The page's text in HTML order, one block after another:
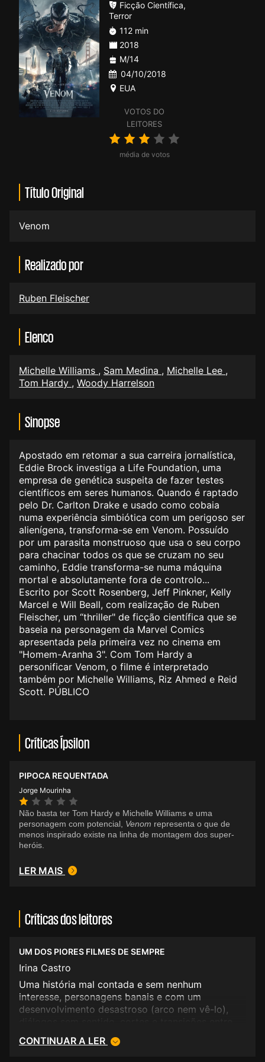
VOTOS DO
LEITORES
média de votos
Ficção Científica,
Terror
112 min
2018
M/14
04/10/2018
EUA
Título Original
Venom
Realizado por
Ruben Fleischer
Elenco
Michelle Williams , Sam Medina , Michelle Lee ,
Tom Hardy , Woody Harrelson
Sinopse
Apostado em retomar a sua carreira jornalística,
Eddie Brock investiga a Life Foundation, uma
empresa de genética suspeita de fazer testes
científicos em seres humanos. Quando é raptado
pelo Dr. Carlton Drake e usado como cobaia
numa experiência simbiótica com um perigoso ser
alienígena, transforma-se em Venom. Possuído
por um parasita monstruoso que usa o seu corpo
para chacinar todos os que se cruzam no seu
caminho, Eddie transforma-se numa máquina
mortal e absolutamente fora de controlo...
Escrito por Scott Rosenberg, Jeff Pinkner, Kelly
Marcel e Will Beall, com realização de Ruben
Fleischer, um “thriller" de ficção científica que se
baseia na personagem da Marvel Comics
apresentada pela primeira vez no cinema em
"Homem-Aranha 3". Com Tom Hardy a
personificar Venom, o filme é interpretado
também por Michelle Williams, Riz Ahmed e Reid
Scott. PÚBLICO
Críticas Ípsilon
PIPOCA REQUENTADA
Jorge Mourinha
Não basta ter Tom Hardy e Michelle Williams e uma
personagem com potencial, Venom representa o que de
menos inspirado existe na linha de montagem dos super-
heróis.
LER MAIS
Críticas dos leitores
UM DOS PIORES FILMES DE SEMPRE
Irina Castro
Uma história mal contada e sem nenhum
interesse, personagens banais e com um
desenvolvimento desastroso (arco nem vê-lo),
filme feito por alguém que tinha de entregar o
CONTINUAR A LER